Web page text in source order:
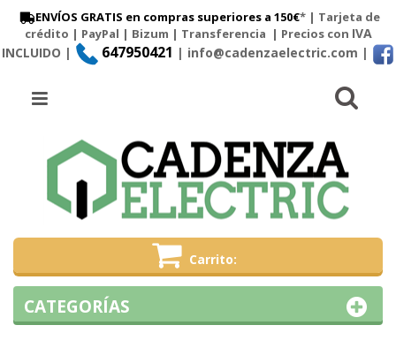
ENVÍOS GRATIS en compras superiores a 150€* | Tarjeta de
crédito | PayPal | Bizum | Transferencia | Precios con IVA
INCLUIDO |
647950421 | info@cadenzaelectric.com |
Carrito
Menú
CATEGORÍAS